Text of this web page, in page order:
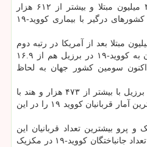
آمریکا تابحال با بیشتر از ۳۴.۲ میلیون مبتلا و بیشتر از ۶۱۲ هزار
قربانی همچنان در صدر لیست کشورهای درگیر با بیماری کووید-۱۹
هم با آمار بیشتر از ۲۸.۹ میلیون مبتلا بعد از آمریکا در رتبه دوم
جهانی قرار دارد و آمار مبتلایان به کووید-۱۹ در برزیل هم از ۱۶.۹
اکنون سومین کشور جهان به لحاظ
بعد از ایالات متحده، کشورهای برزیل با بیشتر از ۴۷۳ هزار و هند با
بیشتر از ۳۴۹ هزار جانباخته بالاترین آمار قربانیان کووید ۱۹ را در این
پرو بیشترین تعداد قربانیان این
بیماری را در دنیا ثبت کرده اند. تعداد جانباختگان کووید-۱۹ در مکزیک